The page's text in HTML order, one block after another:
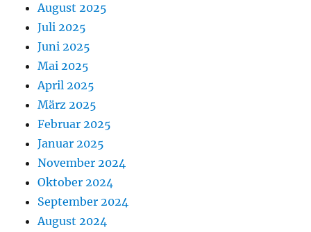
August 2025
Juli 2025
Juni 2025
Mai 2025
April 2025
März 2025
Februar 2025
Januar 2025
November 2024
Oktober 2024
September 2024
August 2024